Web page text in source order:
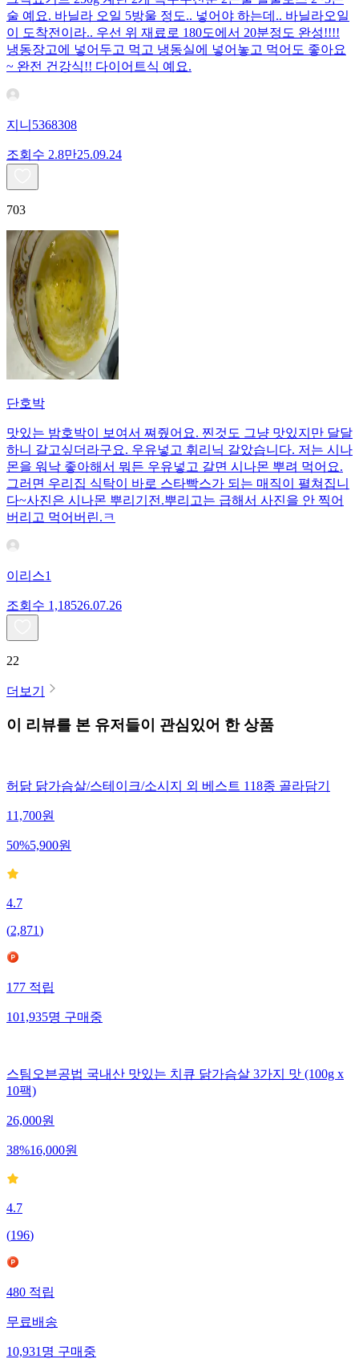
술 예요. 바닐라 오일 5방울 정도.. 넣어야 하는데.. 바닐라오일
이 도착전이라.. 우선 위 재료로 180도에서 20분정도 완성!!!!
냉동장고에 넣어두고 먹고 냉동실에 넣어놓고 먹어도 좋아요
~ 완전 건강식!! 다이어트식 예요.
지니5368308
조회수 2.8만25.09.24
703
단호박
맛있는 밤호박이 보여서 쪄줬어요. 찐것도 그냥 맛있지만 달달
하니 갈고싶더라구요. 우유넣고 휘리닉 갈았습니다. 저는 시나
몬을 워낙 좋아해서 뭐든 우유넣고 갈면 시나몬 뿌려 먹어요.
그러면 우리집 식탁이 바로 스타빡스가 되는 매직이 펼쳐집니
다~사진은 시나몬 뿌리기전.뿌리고는 급해서 사진을 안 찍어
버리고 먹어버린.ㅋ
이리스1
조회수 1,18526.07.26
22
더보기
이 리뷰를 본 유저들이 관심있어 한 상품
허닭 닭가슴살/스테이크/소시지 외 베스트 118종 골라담기
11,700원
50%5,900원
4.7
(2,871)
177적립
101,935명구매중
스팀오븐공법 국내산 맛있는 치큐 닭가슴살 3가지 맛 (100g x
10팩)
26,000원
38%16,000원
4.7
(196)
480적립
무료배송
10,931명구매중